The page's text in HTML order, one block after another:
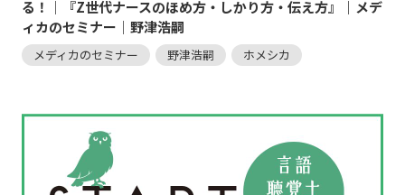
る！｜『Z世代ナースのほめ方・しかり方・伝え方』｜メデ
ィカのセミナー｜野津浩嗣
メディカのセミナー 野津浩嗣 ホメシカ